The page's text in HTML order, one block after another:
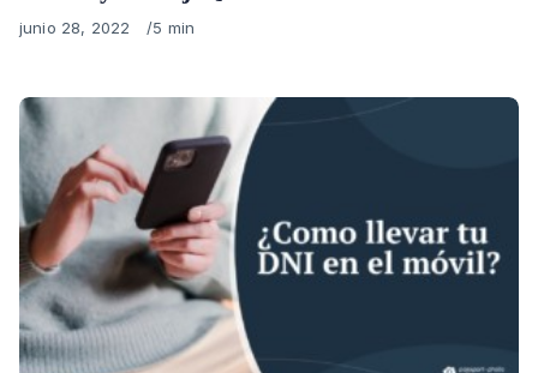
Published
junio 28, 2022 5 min